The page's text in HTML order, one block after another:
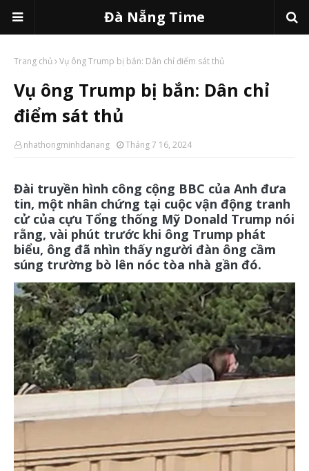
Đà Nẵng Time
Trang chủ Vụ ông Trump bị bắn: Dân chỉ điểm sát thủ
Vụ ông Trump bị bắn: Dân chỉ
điểm sát thủ
nhathongminhdanang Tháng 7 16, 2024
Đài truyền hình công cộng BBC của Anh đưa
tin, một nhân chứng tại cuộc vận động tranh
cử của cựu Tổng thống Mỹ Donald Trump nói
rằng, vài phút trước khi ông Trump phát
biểu, ông đã nhìn thấy người đàn ông cầm
súng trường bò lên nóc tòa nhà gần đó.